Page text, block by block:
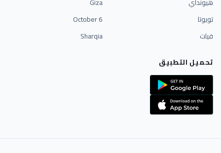
تويوتا
فيات
6 October
Sharqia
تحميل التطبيق